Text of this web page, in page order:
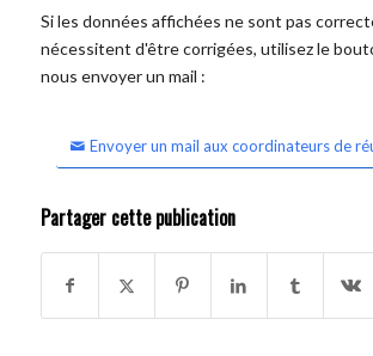
Si les données affichées ne sont pas
nécessitent d'être corrigées, utilisez le
nous envoyer un mail :
Envoyer un mail aux coordinateurs de
Partager cette publication